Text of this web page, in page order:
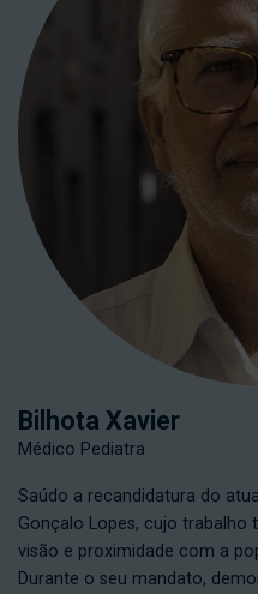
Bilhota Xavier
Médico Pediatra
Saúdo a recandidatura do
Gonçalo Lopes, cujo trabalho
visão e proximidade com a
Durante o seu mandato,